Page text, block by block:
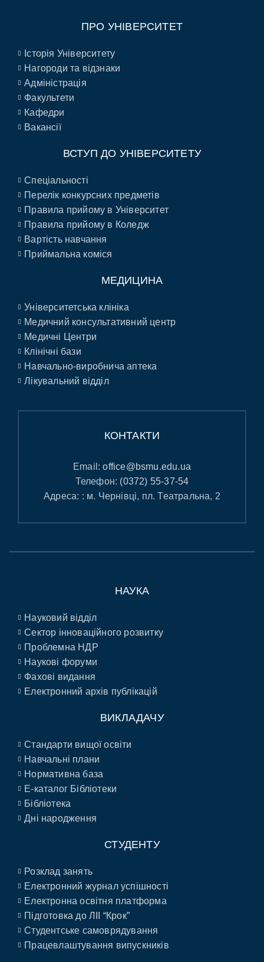
ПРО УНІВЕРСИТЕТ
Історія Університету
Нагороди та відзнаки
Адміністрація
Факультети
Кафедри
Вакансії
ВСТУП ДО УНІВЕРСИТЕТУ
Спеціальності
Перелік конкурсних предметів
Правила прийому в Університет
Правила прийому в Коледж
Вартість навчання
Приймальна коміся
МЕДИЦИНА
Університетська клініка
Медичний консультативний центр
Медичні Центри
Клінічні бази
Навчально-виробнича аптека
Лікувальний відділ
КОНТАКТИ
Email:office@bsmu.edu.ua
Телефон: (0372) 55-37-54
Адреса: : м. Чернівці, пл. Театральна, 2
НАУКА
Науковий відділ
Сектор інноваційного розвитку
Проблемна НДР
Наукові форуми
Фахові видання
Електронний архів публікацій
ВИКЛАДАЧУ
Стандарти вищої освіти
Навчальні плани
Нормативна база
E-каталог Бібліотеки
Бібліотека
Дні народження
СТУДЕНТУ
Розклад занять
Електронний журнал успішності
Електронна освітня платформа
Підготовка до ЛІІ “Крок”
Студентське самоврядування
Працевлаштування випускників